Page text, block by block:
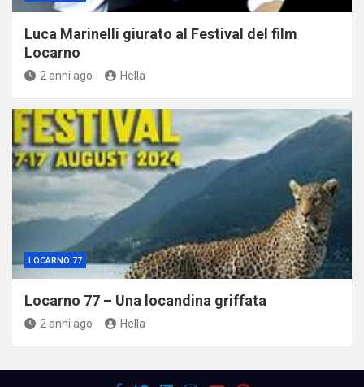
Luca Marinelli giurato al Festival del film
Locarno
2 anni ago Hella
LOCARNO 77
Locarno 77 – Una locandina griffata
2 anni ago Hella